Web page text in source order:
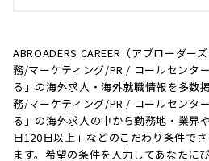
ABROADERS CAREER（アブローダー
務/マーケティング/PR / コールセンタ
る」の海外求人・海外就職情報を多数
務/マーケティング/PR / コールセンタ
る」の海外求人の中から勤務地・業界
日120日以上」などのこだわり条件で
ます。希望の条件を入力してあなたに